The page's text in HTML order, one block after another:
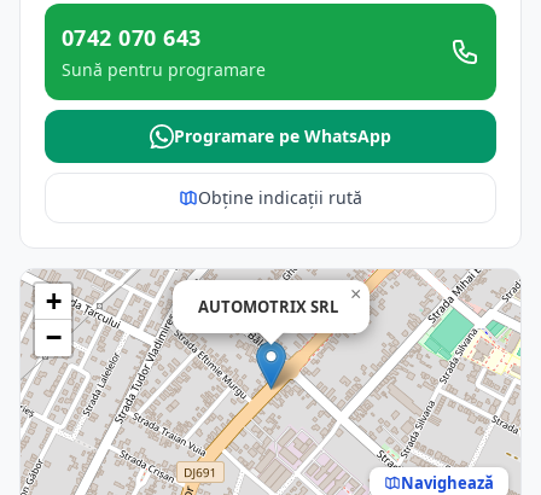
0742 070 643
Sună pentru programare
Programare pe WhatsApp
Obține indicații rută
AUTOMOTRIX SRL
×
+
−
Navighează